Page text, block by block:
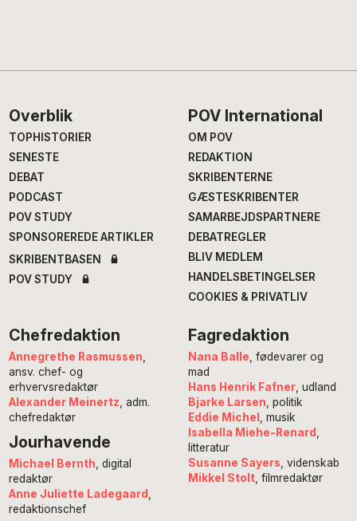
Footer
Overblik
TOPHISTORIER
SENESTE
DEBAT
PODCAST
POV STUDY
SPONSOREREDE ARTIKLER
SKRIBENTBASEN
POV STUDY
POV International
OM POV
REDAKTION
SKRIBENTERNE
GÆSTESKRIBENTER
SAMARBEJDSPARTNERE
DEBATREGLER
BLIV MEDLEM
HANDELSBETINGELSER
COOKIES & PRIVATLIV
Chefredaktion
Annegrethe Rasmussen,
ansv. chef- og
erhvervsredaktør
Alexander Meinertz, adm.
chefredaktør
Jourhavende
Michael Bernth , digital
redaktør
Anne Juliette Ladegaard
redaktionschef
Fagredaktion
Nana Balle, fødevarer og
mad
Hans Henrik Fafner, udland
Bjarke Larsen, politik
Eddie Michel , musik
Isabella Miehe-Renard ,
litteratur
Susanne Sayers, videnskab
Mikkel Stolt, filmredaktør